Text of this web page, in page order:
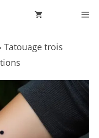
Tatouage trois